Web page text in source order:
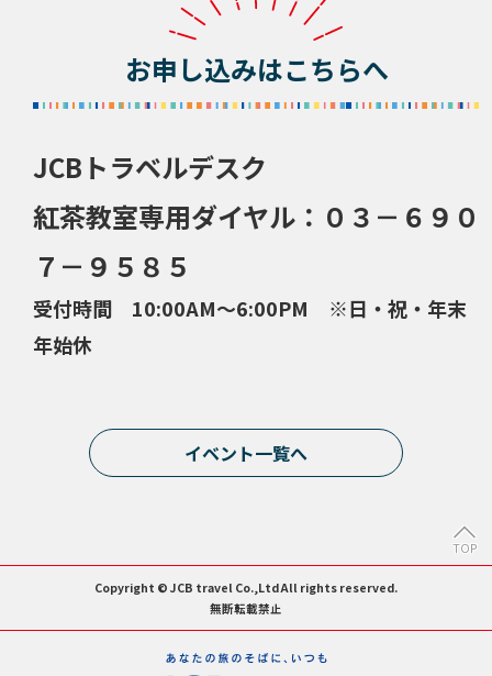
お申し込みはこちらへ
JCBトラベルデスク
紅茶教室専用ダイヤル：０３－６９０
７－９５８５
受付時間 10:00AM～6:00PM ※日・祝・年末
年始休
イベント一覧へ
TOP
Copyright © JCB travel Co.,Ltd All rights reserved.
無断転載禁止